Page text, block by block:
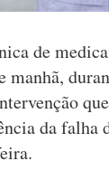
de
da falha